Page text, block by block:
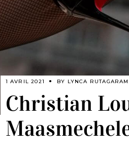
1 AVRIL 2021 BY LYNCA
Christian